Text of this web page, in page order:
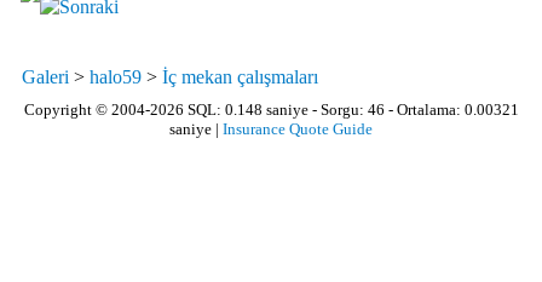
Galeri > halo59 > İç mekan çalışmaları
Copyright © 2004-2026 SQL: 0.148 saniye - Sorgu: 46 - Ortalama: 0.00321
saniye | Insurance Quote Guide